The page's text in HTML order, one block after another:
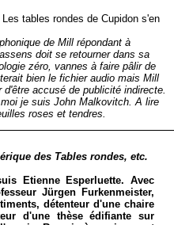
Les tables rondes de Cupidon s'en
de Mill répondant à
doit se retourner dans sa
zéro, vannes à faire pâlir de
bien le fichier audio mais Mill
accusé de publicité indirecte.
je suis John Malkovitch. A lire
roses et tendres.
des Tables rondes, etc.
Etienne Esperluette. Avec
Jürgen Furkenmeister,
détenteur d'une chaire
d'une thèse édifiante sur